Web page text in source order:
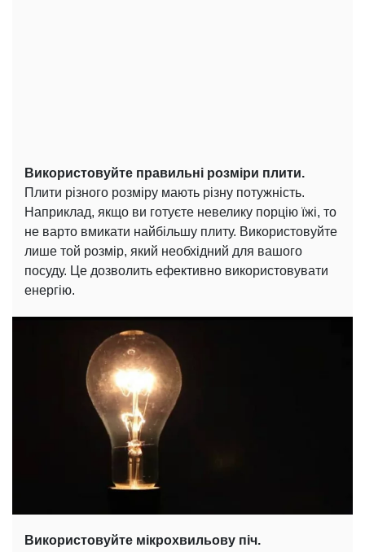
Використовуйте правильні розміри плити.
Плити різного розміру мають різну потужність.
Наприклад, якщо ви готуєте невелику порцію їжі, то
не варто вмикати найбільшу плиту. Використовуйте
лише той розмір, який необхідний для вашого
посуду. Це дозволить ефективно використовувати
енергію.
Використовуйте мікрохвильову піч.